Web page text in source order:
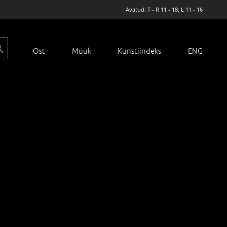
Avatud: T - R 11 - 18; L 11 - 16
Ost Müük Kunstiindeks ENG